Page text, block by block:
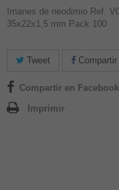
Imanes de neodimio Ref.
35x22x1,5 mm Pack 100
Tweet Compartir
Compartir en Facebook
Imprimir